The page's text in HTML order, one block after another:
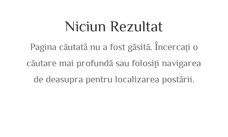
Niciun Rezultat
Pagina căutată nu a fost găsită. Încercați o
căutare mai profundă sau folosiți navigarea
de deasupra pentru localizarea postării.